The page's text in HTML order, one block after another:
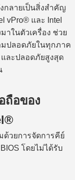
กลายเป็นสิ่งสำคัญ
vPro® และ Intel
าในตัวเครื่อง ช่วย
มปลอดภัยในทุกภาค
และปลอดภัยสูงสุด
ถือของ
วยการจัดการคีย์
โดยไม่ได้รับ